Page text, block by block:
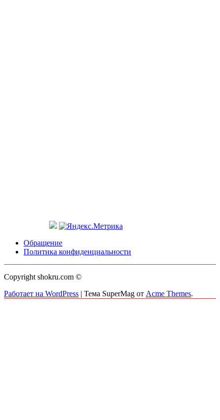
Обращение
Политика конфиденциальности
Copyright shokru.com ©
Работает на WordPress | Тема SuperMag от Acme Themes.